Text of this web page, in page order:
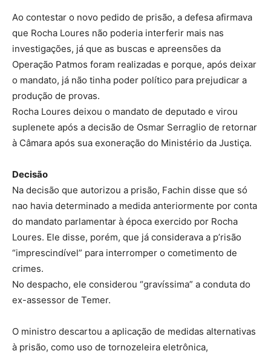
Ao contestar o novo pedido de prisão, a defesa afirmava
que Rocha Loures não poderia interferir mais nas
investigações, já que as buscas e apreensões da
Operação Patmos foram realizadas e porque, após deixar
o mandato, já não tinha poder político para prejudicar a
produção de provas.
Rocha Loures deixou o mandato de deputado e virou
suplenete após a decisão de Osmar Serraglio de retornar
à Câmara após sua exoneração do Ministério da Justiça.
Decisão
Na decisão que autorizou a prisão, Fachin disse que só
nao havia determinado a medida anteriormente por conta
do mandato parlamentar à época exercido por Rocha
Loures. Ele disse, porém, que já considerava a p’risão
“imprescindível” para interromper o cometimento de
crimes.
No despacho, ele considerou “gravíssima” a conduta do
ex-assessor de Temer.
O ministro descartou a aplicação de medidas alternativas
à prisão, como uso de tornozeleira eletrônica,